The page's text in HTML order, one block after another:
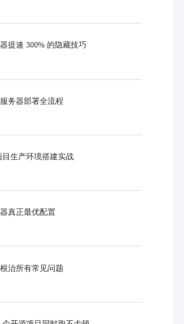
提速 300% 的隐藏技巧
务器部署全流程
目生产环境搭建实战
真正最优配置
治所有常见问题